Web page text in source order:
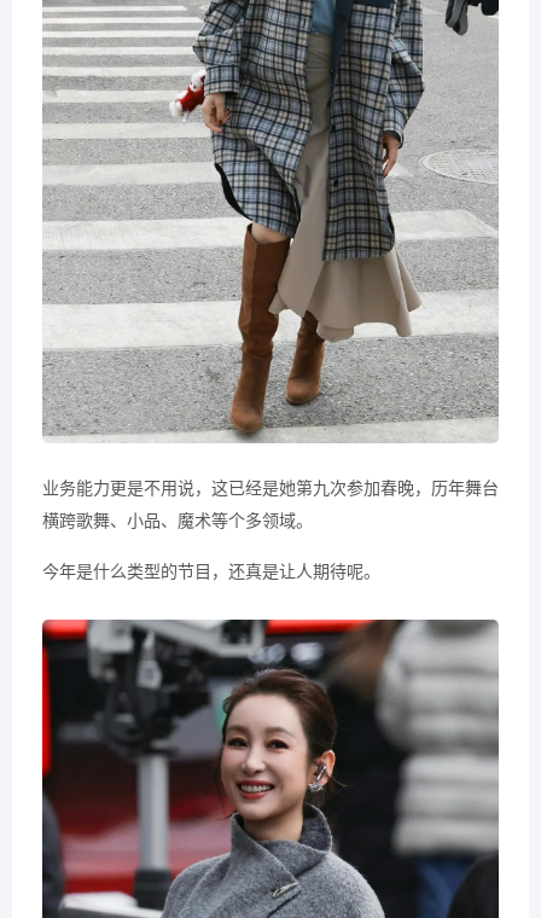
业务能力更是不用说，这已经是她第九次参加春晚，历年舞台
横跨歌舞、小品、魔术等个多领域。
今年是什么类型的节目，还真是让人期待呢。